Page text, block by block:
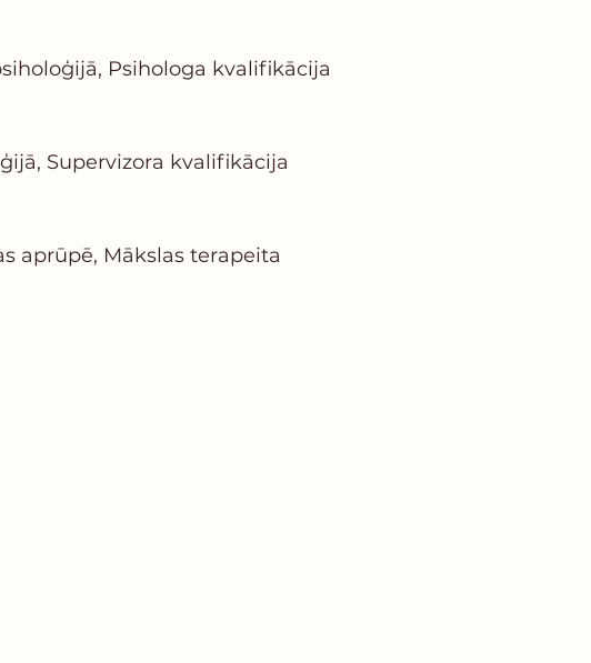
Psihologa kvalifikācija
Supervizora kvalifikācija
aprūpē, Mākslas terapeita